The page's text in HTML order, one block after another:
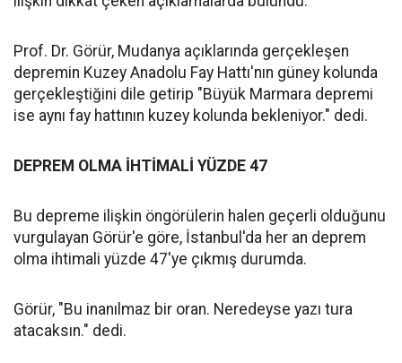
Prof. Dr. Görür, Mudanya açıklarında gerçekleşen
depremin Kuzey Anadolu Fay Hattı'nın güney kolunda
gerçekleştiğini dile getirip "Büyük Marmara depremi
ise aynı fay hattının kuzey kolunda bekleniyor." dedi.
DEPREM OLMA İHTİMALİ YÜZDE 47
Bu depreme ilişkin öngörülerin halen geçerli olduğunu
vurgulayan Görür'e göre, İstanbul'da her an deprem
olma ihtimali yüzde 47'ye çıkmış durumda.
Görür, "Bu inanılmaz bir oran. Neredeyse yazı tura
atacaksın." dedi.